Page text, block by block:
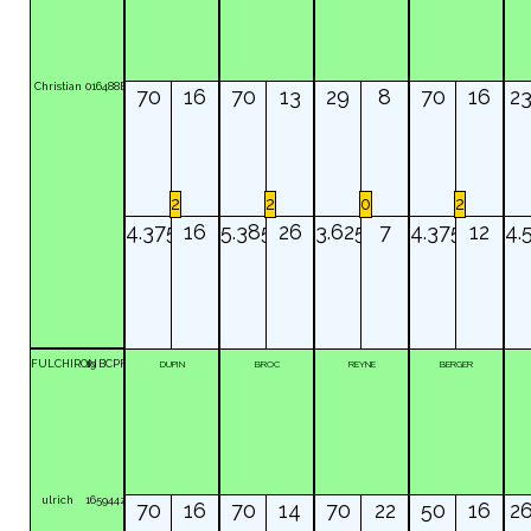
Christian 016488E 70 16
4.375 16
2
70 13
5.385 26
2
29 8
3.625 7
0
70 16
4.375 12
2
FULCHIRON
19 BCPF
ulrich 165944z
DUPIN
70 16
BROC
70 14
REYNE
70 22
BERGER
50 16